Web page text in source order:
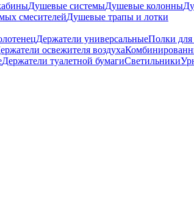
Душевые системыДушевые колонны
смесителейДушевые трапы и лотки
Держатели универсальныеПолки для
освежителя воздуха
Держатели туалетной бумагиСветильники